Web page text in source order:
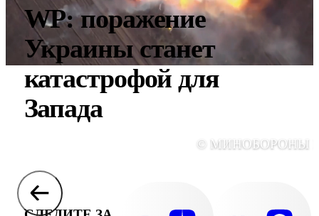
WP: поражение
Украины станет
катастрофой для
Запада
© МИНОБОРОНЫ